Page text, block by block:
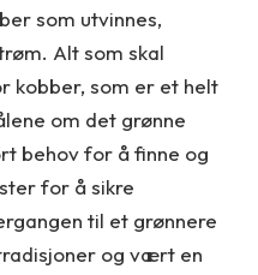
som utvinnes,
Alt som skal
kobber, som er et helt
om det grønne
behov for å finne og
for å sikre
til et grønnere
og vært en